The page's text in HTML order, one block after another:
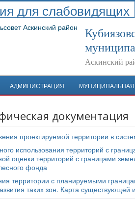
Аскинский
АДМИНИСТРАЦИЯ
документация
проектируемой территории в
использования территорий с
оценки территорий с границами
фонда
территории с планируемыми
таких зон. Карта